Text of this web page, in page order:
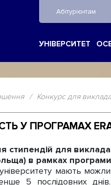
Абітурієнтам
УНІВЕРСИТЕТ
/ Конкурс для
У ПРОГРАМАХ
для
в рамках програми
мають
5 послідовних